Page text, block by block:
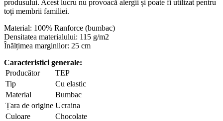
produsului. Acest lucru nu provoacă alergii și poate fi utilizat pentru
toți membrii familiei.
Material: 100% Ranforce (bumbac)
Densitatea materialului: 115 g/m2
Înălțimea marginilor: 25 cm
Caracteristici generale:
Producător
TEP
Tip
Cu elastic
Material
Bumbac
Țara de origine Ucraina
Culoare
Chocolate